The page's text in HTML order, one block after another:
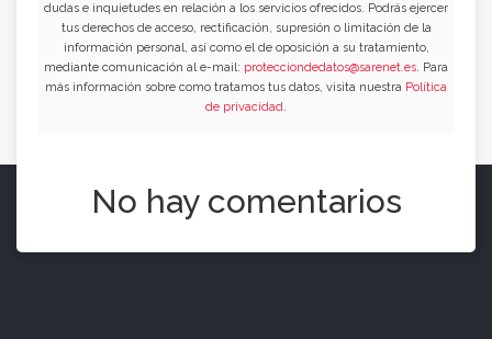
dudas e inquietudes en relación a los servicios ofrecidos. Podrás ejercer
tus derechos de acceso, rectificación, supresión o limitación de la
información personal, así como el de oposición a su tratamiento,
mediante comunicación al e-mail: protecciondedatos@sarenet.es. Para
más información sobre como tratamos tus datos, visita nuestra Política
de privacidad.
No hay comentarios